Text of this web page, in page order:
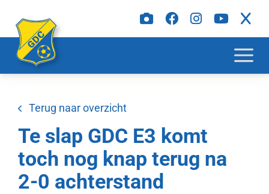
Terug naar overzicht
Te slap GDC E3 komt
toch nog knap terug na
2-0 achterstand